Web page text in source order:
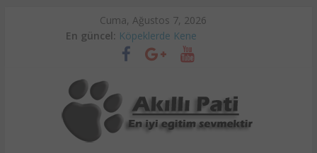
Cuma, Ağustos 7, 2026
En güncel: Köpeklerde Kene
Ankara Pet Otel
Köpek Eğitimi ve Psikoloji
Köpeklerde Raşitizm